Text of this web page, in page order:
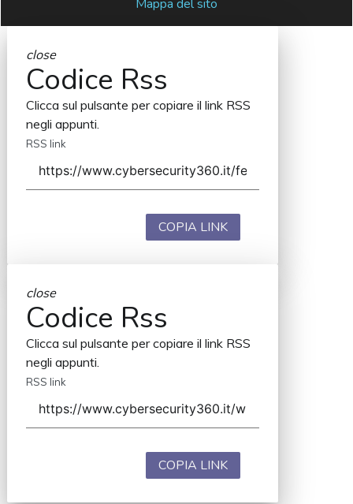
Mappa del sito
close
Codice Rss
Clicca sul pulsante per copiare il link RSS
negli appunti.
RSS link
COPIA LINK
close
Codice Rss
Clicca sul pulsante per copiare il link RSS
negli appunti.
RSS link
COPIA LINK